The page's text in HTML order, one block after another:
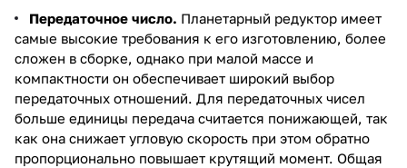
Передаточное число. Планетарный редуктор имеет
самые высокие требования к его изготовлению, более
сложен в сборке, однако при малой массе и
компактности он обеспечивает широкий выбор
передаточных отношений. Для передаточных чисел
больше единицы передача считается понижающей, так
как она снижает угловую скорость при этом обратно
пропорционально повышает крутящий момент. Общая